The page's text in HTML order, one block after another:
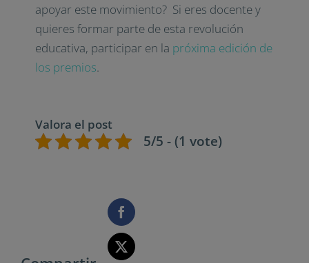
apoyar este movimiento? Si eres docente y
quieres formar parte de esta revolución
educativa, participar en la próxima edición de
los premios.
Valora el post
5/5 - (1 vote)